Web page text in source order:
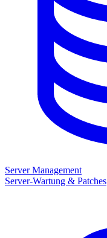
Server Management
Server-Wartung & Patches